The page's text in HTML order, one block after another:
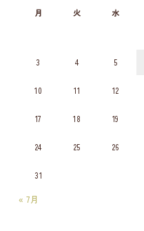
月
火 水
3 4 5
10 11 12
17 18 19
24 25 26
31
« 7月